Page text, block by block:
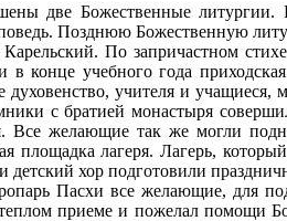
две Божественные
Позднюю Божественную
По запричастном
учебного года
учителя и
с братией монастыря
желающие так же могли
лагеря. Лагерь,
хор подготовили
Пасхи все желающие, для
приеме и пожелал помощи